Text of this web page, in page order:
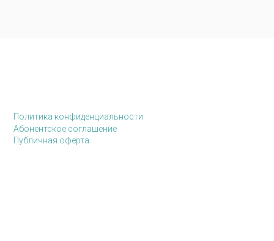
Политика конфиденциальности
Абонентское соглашение
Публичная оферта